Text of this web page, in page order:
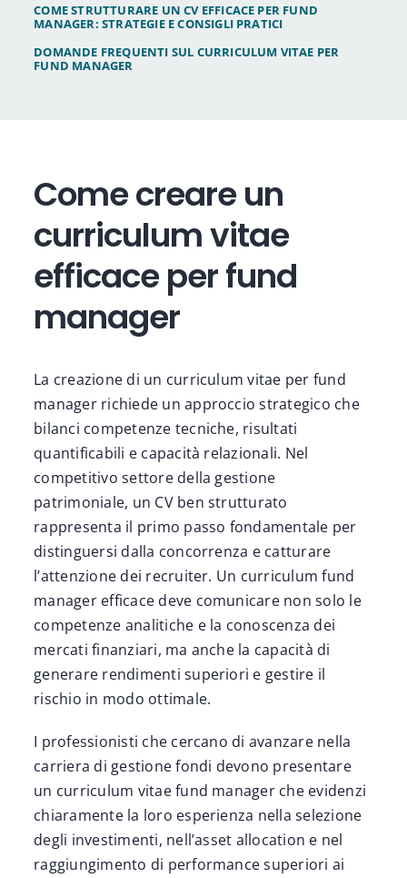
COME STRUTTURARE UN CV EFFICACE PER FUND
MANAGER: STRATEGIE E CONSIGLI PRATICI
DOMANDE FREQUENTI SUL CURRICULUM VITAE PER
FUND MANAGER
Come creare un
curriculum vitae
efficace per fund
manager
La creazione di un curriculum vitae per fund
manager richiede un approccio strategico che
bilanci competenze tecniche, risultati
quantificabili e capacità relazionali. Nel
competitivo settore della gestione
patrimoniale, un CV ben strutturato
rappresenta il primo passo fondamentale per
distinguersi dalla concorrenza e catturare
l’attenzione dei recruiter. Un curriculum fund
manager efficace deve comunicare non solo le
competenze analitiche e la conoscenza dei
mercati finanziari, ma anche la capacità di
generare rendimenti superiori e gestire il
rischio in modo ottimale.
I professionisti che cercano di avanzare nella
carriera di gestione fondi devono presentare
un curriculum vitae fund manager che evidenzi
chiaramente la loro esperienza nella selezione
degli investimenti, nell’asset allocation e nel
raggiungimento di performance superiori ai